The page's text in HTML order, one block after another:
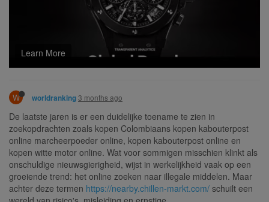
Learn More
W worldranking3 months ago
De laatste jaren is er een duidelijke toename te zien in
zoekopdrachten zoals kopen Colombiaans kopen kabouterpost
online marcheerpoeder online, kopen kabouterpost online en
kopen witte motor online. Wat voor sommigen misschien klinkt als
onschuldige nieuwsgierigheid, wijst in werkelijkheid vaak op een
groeiende trend: het online zoeken naar illegale middelen. Maar
achter deze termen https://nearby.chillen-markt.com/ schuilt een